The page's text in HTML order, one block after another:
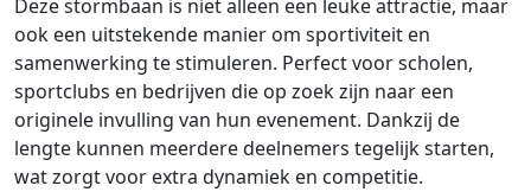
Deze stormbaan is niet alleen een leuke attractie, maar
ook een uitstekende manier om sportiviteit en
samenwerking te stimuleren. Perfect voor scholen,
sportclubs en bedrijven die op zoek zijn naar een
originele invulling van hun evenement. Dankzij de
lengte kunnen meerdere deelnemers tegelijk starten,
wat zorgt voor extra dynamiek en competitie.